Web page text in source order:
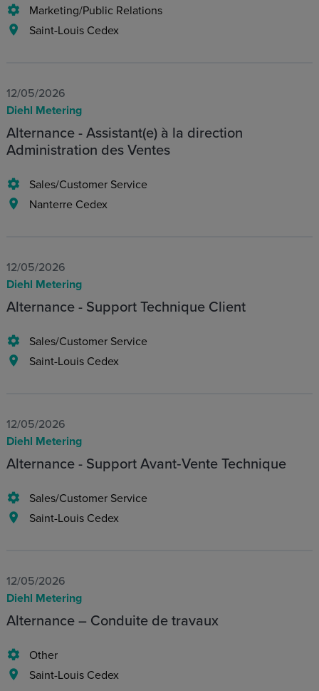
Marketing/Public Relations
Saint-Louis Cedex
12/05/2026
Diehl Metering
Alternance - Assistant(e) à la direction
Administration des Ventes
Sales/Customer Service
Nanterre Cedex
12/05/2026
Diehl Metering
Alternance - Support Technique Client
Sales/Customer Service
Saint-Louis Cedex
12/05/2026
Diehl Metering
Alternance - Support Avant‑Vente Technique
Sales/Customer Service
Saint-Louis Cedex
12/05/2026
Diehl Metering
Alternance – Conduite de travaux
Other
Saint-Louis Cedex